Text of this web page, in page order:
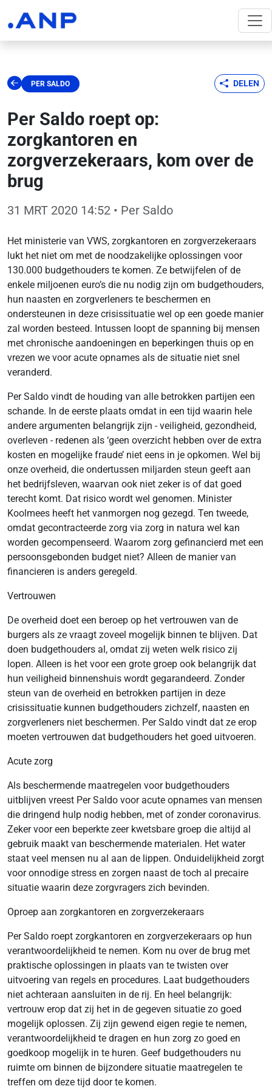
PER SALDO DELEN
Per Saldo roept op:
zorgkantoren en
zorgverzekeraars, kom over de
brug
31 MRT 2020 14:52 • Per Saldo
Het ministerie van VWS, zorgkantoren en zorgverzekeraars
lukt het niet om met de noodzakelijke oplossingen voor
130.000 budgethouders te komen. Ze betwijfelen of de
enkele miljoenen euro’s die nu nodig zijn om budgethouders,
hun naasten en zorgverleners te beschermen en
ondersteunen in deze crisissituatie wel op een goede manier
zal worden besteed. Intussen loopt de spanning bij mensen
met chronische aandoeningen en beperkingen thuis op en
vrezen we voor acute opnames als de situatie niet snel
veranderd.
Per Saldo vindt de houding van alle betrokken partijen een
schande. In de eerste plaats omdat in een tijd waarin hele
andere argumenten belangrijk zijn - veiligheid, gezondheid,
overleven - redenen als ‘geen overzicht hebben over de extra
kosten en mogelijke fraude’ niet eens in je opkomen. Wel bij
onze overheid, die ondertussen miljarden steun geeft aan
het bedrijfsleven, waarvan ook niet zeker is of dat goed
terecht komt. Dat risico wordt wel genomen. Minister
Koolmees heeft het vanmorgen nog gezegd. Ten tweede,
omdat gecontracteerde zorg via zorg in natura wel kan
worden gecompenseerd. Waarom zorg gefinancierd met een
persoonsgebonden budget niet? Alleen de manier van
financieren is anders geregeld.
Vertrouwen
De overheid doet een beroep op het vertrouwen van de
burgers als ze vraagt zoveel mogelijk binnen te blijven. Dat
doen budgethouders al, omdat zij weten welk risico zij
lopen. Alleen is het voor een grote groep ook belangrijk dat
hun veiligheid binnenshuis wordt gegarandeerd. Zonder
steun van de overheid en betrokken partijen in deze
crisissituatie kunnen budgethouders zichzelf, naasten en
zorgverleners niet beschermen. Per Saldo vindt dat ze erop
moeten vertrouwen dat budgethouders het goed uitvoeren.
Acute zorg
Als beschermende maatregelen voor budgethouders
uitblijven vreest Per Saldo voor acute opnames van mensen
die dringend hulp nodig hebben, met of zonder coronavirus.
Zeker voor een beperkte zeer kwetsbare groep die altijd al
gebruik maakt van beschermende materialen. Het water
staat veel mensen nu al aan de lippen. Onduidelijkheid zorgt
voor onnodige stress en zorgen naast de toch al precaire
situatie waarin deze zorgvragers zich bevinden.
Oproep aan zorgkantoren en zorgverzekeraars
Per Saldo roept zorgkantoren en zorgverzekeraars op hun
verantwoordelijkheid te nemen. Kom nu over de brug met
praktische oplossingen in plaats van te twisten over
uitvoering van regels en procedures. Laat budgethouders
niet achteraan aansluiten in de rij. En heel belangrijk:
vertrouw erop dat zij het in de gegeven situatie zo goed
mogelijk oplossen. Zij zijn gewend eigen regie te nemen,
verantwoordelijkheid te dragen en hun zorg zo goed en
goedkoop mogelijk in te huren. Geef budgethouders nu
ruimte om binnen de bijzondere situatie maatregelen te
treffen om deze tijd door te komen.